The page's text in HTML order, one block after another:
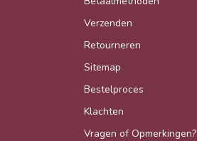
Verzenden
Retourneren
Sitemap
Bestelproces
Klachten
Vragen of Opmerkingen?